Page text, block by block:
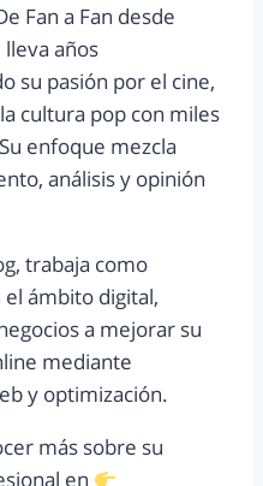
Fan a Fan desde
años
su pasión por el cine,
cultura pop con miles
enfoque mezcla
análisis y opinión
trabaja como
ámbito digital,
a mejorar su
mediante
y optimización.
más sobre su
en